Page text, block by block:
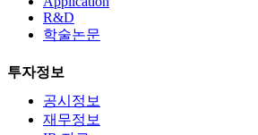
R&D
학술논문
투자정보
공시정보
재무정보